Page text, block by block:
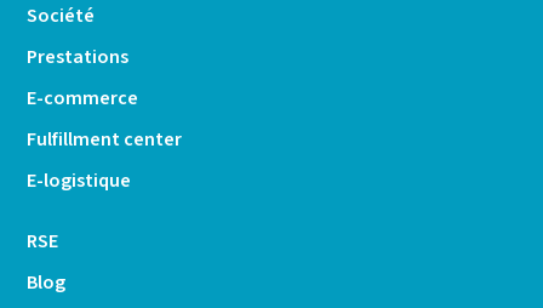
Société
Prestations
E-commerce
Fulfillment center
E-logistique
RSE
Blog